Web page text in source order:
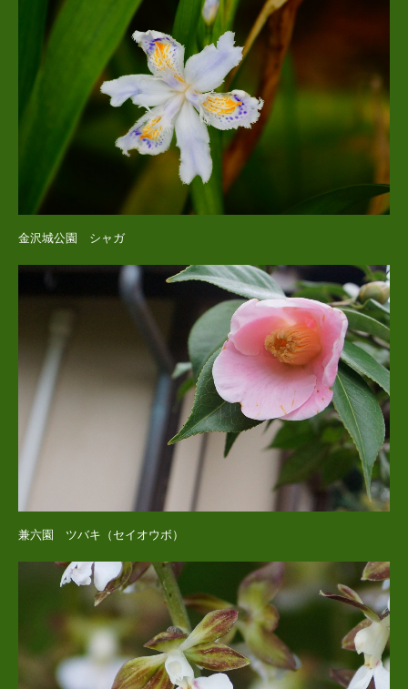
金沢城公園 シャガ
兼六園 ツバキ（セイオウボ）